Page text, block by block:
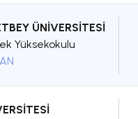
ÜNİVERSİTESİ
Yüksekokulu